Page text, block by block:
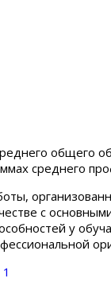
общего
среднего
с
у